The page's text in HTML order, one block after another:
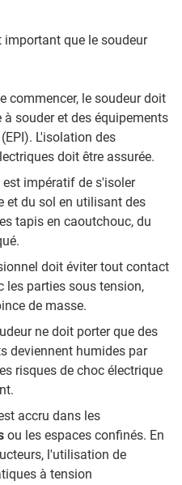
important que le soudeur
commencer, le soudeur doit
souder et des équipements
L'isolation des
doit être assurée.
est impératif de s'isoler
et du sol en utilisant des
tapis en caoutchouc, du
doit éviter tout contact
les parties sous tension,
de masse.
ne doit porter que des
deviennent humides par
risques de choc électrique
accru dans les
ou les espaces confinés. En
l'utilisation de
à tension